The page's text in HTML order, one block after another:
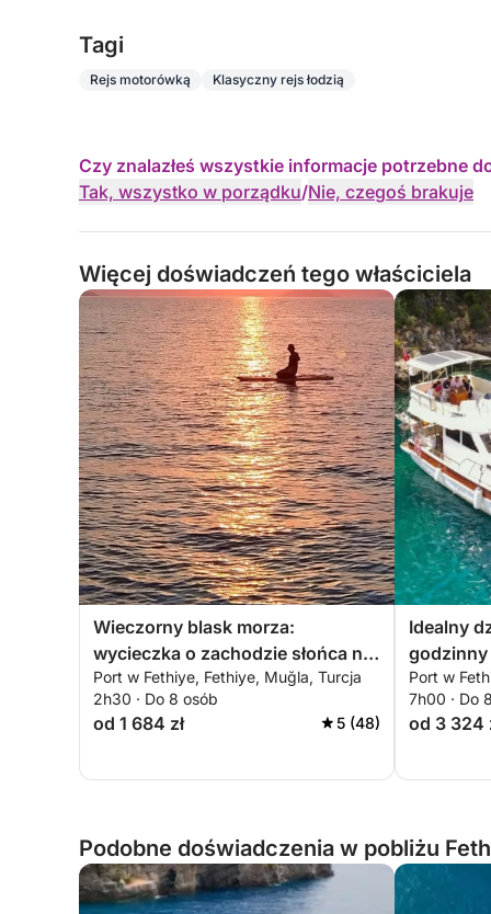
Tagi
Rejs motorówką Klasyczny rejs łodzią
Czy znalazłeś wszystkie informacje potrzebne
Tak, wszystko w porządku/Nie, czegoś brakuje
Więcej doświadczeń tego właściciela
Wieczorny blask morza:
wycieczka o zachodzie słońca na
wyspie Şövalye w Fethiye
Port w Fethiye, Fethiye, Muğla, Turcja
2h30 · Do 8 osób
od 1 684 zł 5 (48)
Idealny
godzinny
Port w
7h00 · Do
od 3 324
Podobne doświadczenia w pobliżu